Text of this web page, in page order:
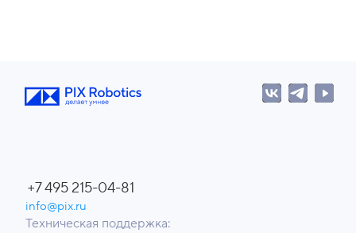
+7 495 215-04-81
info@pix.ru
Техническая поддержка: